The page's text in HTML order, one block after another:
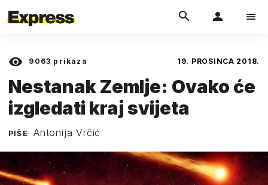
9063 prikaza 19. PROSINCA 2018.
Nestanak Zemlje: Ovako će
izgledati kraj svijeta
PIŠE Antonija Vrčić